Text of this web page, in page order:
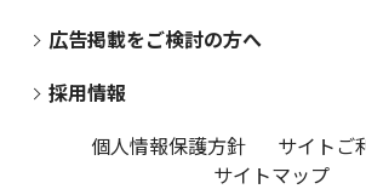
広告掲載をご検討の方へ
採用情報
個人情報保護方針
サイトご
サイトマップ